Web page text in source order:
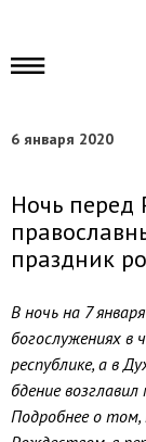
6 января 2020
Ночь перед
праздник
В ночь на 7
богослужениях в
республике, а в
бдение
Подробнее о том,